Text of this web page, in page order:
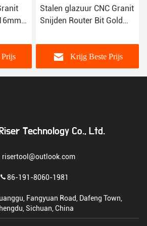
Stalen glazuur CNC Granit
Snijden Router Bit Gold
Krijg Beste Prijs
Technology Co., Ltd.
risertool@outlook.com
86-191-8060-1981
Fangyuan Road, Dafeng Town,
Sichuan, China